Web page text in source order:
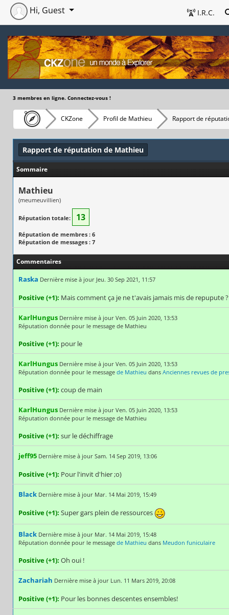
I.R.C.
Hi, Guest
3 membres en ligne. Connectez-vous !
CKZone Profil de Mathieu Rapport de
Rapport de réputation de Mathieu
Sommaire
Mathieu
(meumeuvillien)
Réputation totale: 13
Réputation de membres : 6
Réputation de messages : 7
Commentaires
Raska Dernière mise à jour Jeu. 30 Sep 2021, 11:57
Positive (+1): Mais comment ça je ne t'avais jamais mis de repupute
KarlHungus Dernière mise à jour Ven. 05 Juin 2020, 13:53
Réputation donnée pour le message de Mathieu
Positive (+1): pour le
KarlHungus Dernière mise à jour Ven. 05 Juin 2020, 13:53
Réputation donnée pour le message de Mathieu dans Anciennes revues de
Positive (+1): coup de main
KarlHungus Dernière mise à jour Ven. 05 Juin 2020, 13:53
Réputation donnée pour le message de Mathieu
Positive (+1): sur le déchiffrage
jeff95 Dernière mise à jour Sam. 14 Sep 2019, 13:06
Positive (+1): Pour l'invit d'hier ;o)
Black Dernière mise à jour Mar. 14 Mai 2019, 15:49
Positive (+1): Super gars plein de ressources
Black Dernière mise à jour Mar. 14 Mai 2019, 15:48
Réputation donnée pour le message de Mathieu dans Meudon funiculaire
Positive (+1): Oh oui !
Zachariah Dernière mise à jour Lun. 11 Mars 2019, 20:08
Positive (+1): Pour les bonnes descentes ensembles!